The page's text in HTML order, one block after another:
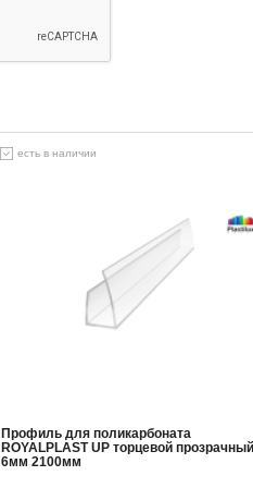
есть в наличии
Профиль для поликарбоната
ROYALPLAST UP торцевой прозрачный
6мм 2100мм